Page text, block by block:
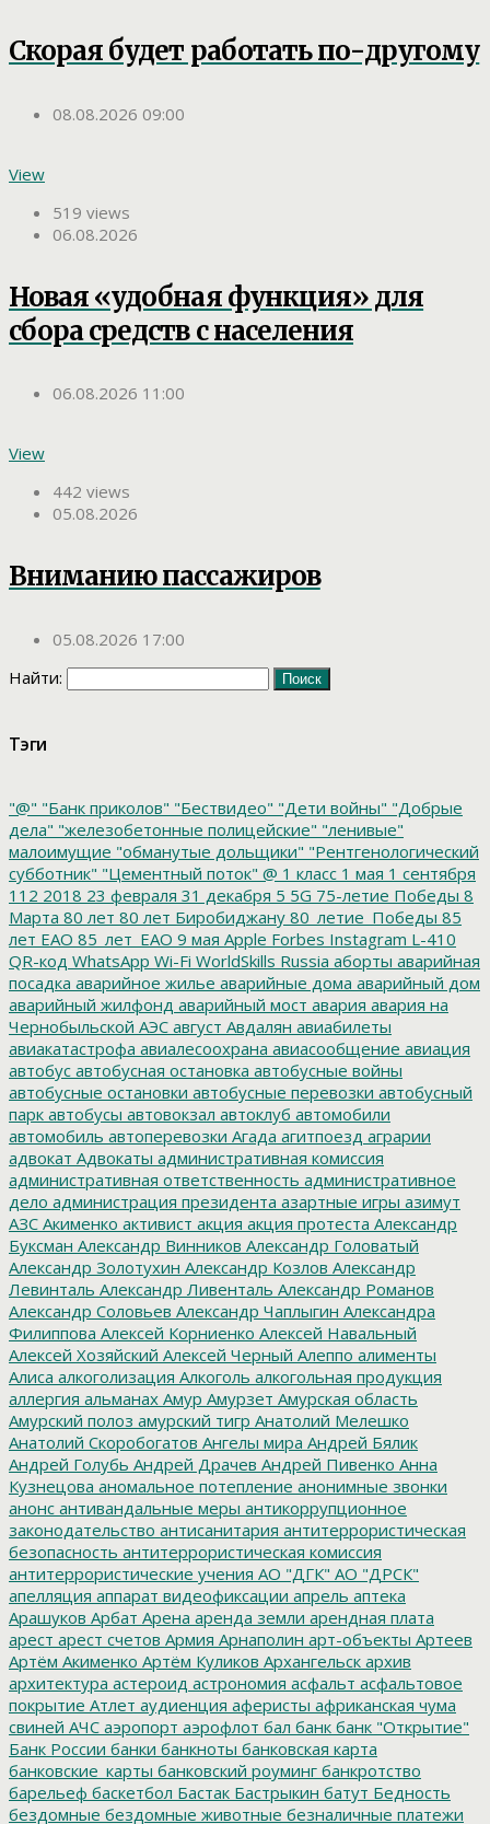
Скорая будет работать по-другому
08.08.2026 09:00
View
519 views
06.08.2026
Новая «удобная функция» для
сбора средств с населения
06.08.2026 11:00
View
442 views
05.08.2026
Вниманию пассажиров
05.08.2026 17:00
Найти:
Тэги
"@" "Банк приколов" "Бествидео" "Дети войны" "Добрые
дела" "железобетонные полицейские" "ленивые"
малоимущие "обманутые дольщики" "Рентгенологический
субботник" "Цементный поток" @ 1 класс 1 мая 1 сентября
112 2018 23 февраля 31 декабря 5 5G 75-летие Победы 8
Марта 80 лет 80 лет Биробиджану 80_летие_Победы 85
лет ЕАО 85_лет_ЕАО 9 мая Apple Forbes Instagram L-410
QR-код WhatsApp Wi-Fi WorldSkills Russia аборты аварийная
посадка аварийное жилье аварийные дома аварийный дом
аварийный жилфонд аварийный мост авария авария на
Чернобыльской АЭС август Авдалян авиабилеты
авиакатастрофа авиалесоохрана авиасообщение авиация
автобус автобусная остановка автобусные войны
автобусные остановки автобусные перевозки автобусный
парк автобусы автовокзал автоклуб автомобили
автомобиль автоперевозки Агада агитпоезд аграрии
адвокат Адвокаты административная комиссия
административная ответственность административное
дело администрация президента азартные игры азимут
АЗС Акименко активист акция акция протеста Александр
Буксман Александр Винников Александр Головатый
Александр Золотухин Александр Козлов Александр
Левинталь Александр Ливенталь Александр Романов
Александр Соловьев Александр Чаплыгин Александра
Филиппова Алексей Корниенко Алексей Навальный
Алексей Хозяйский Алексей Черный Алеппо алименты
Алиса алкоголизация Алкоголь алкогольная продукция
аллергия альманах Амур Амурзет Амурская область
Амурский полоз амурский тигр Анатолий Мелешко
Анатолий Скоробогатов Ангелы мира Андрей Бялик
Андрей Голубь Андрей Драчев Андрей Пивенко Анна
Кузнецова аномальное потепление анонимные звонки
анонс антивандальные меры антикоррупционное
законодательство антисанитария антитеррористическая
безопасность антитеррористическая комиссия
антитеррористические учения АО "ДГК" АО "ДРСК"
апелляция аппарат видеофиксации апрель аптека
Арашуков Арбат Арена аренда земли арендная плата
арест арест счетов Армия Арнаполин арт-объекты Артеев
Артём Акименко Артём Куликов Архангельск архив
архитектура астероид астрономия асфальт асфальтовое
покрытие Атлет аудиенция аферисты африканская чума
свиней АЧС аэропорт аэрофлот бал банк банк "Открытие"
Банк России банки банкноты банковская карта
банковские_карты банковский роуминг банкротство
барельеф баскетбол Бастак Бастрыкин батут Бедность
бездомные бездомные животные безналичные платежи